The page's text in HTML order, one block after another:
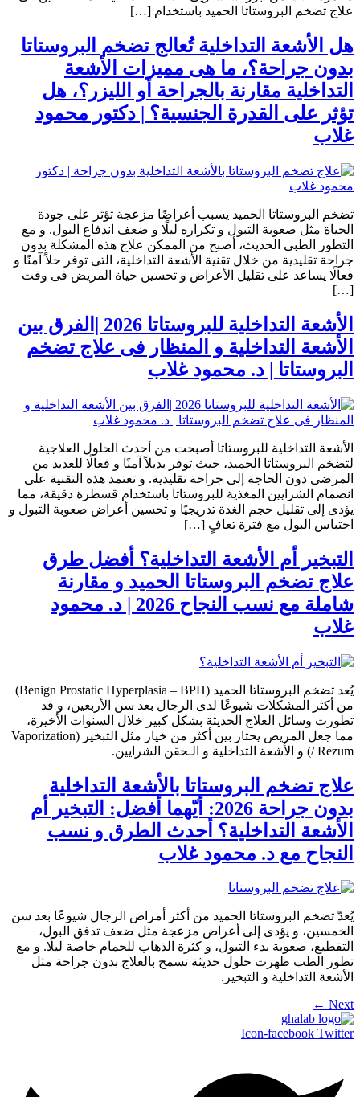
علاج تضخم البروستاتا الحميد باستخدام […]
هل الأشعة التداخلية تُعالج تضخم البروستاتا
بدون جراحة؟، ما هى مميزات الأشعة
التداخلية مقارنة بالجراحة أو الليزر؟، هل
تؤثر على القدرة الجنسية؟ | دكتور محمود
غلاب
تضخم البروستاتا الحميد يسبب أعراضًا مزعجة تؤثر على جودة
الحياة مثل صعوبة التبول و تكراره ليلًا و ضعف اندفاع البول. و مع
التطور الطبى الحديث، أصبح من الممكن علاج هذه المشكلة بدون
جراحة تقليدية من خلال تقنية الأشعة التداخلية، التى توفر حلاً آمنًا و
فعالًا يساعد على تقليل الأعراض و تحسين حياة المريض فى وقت
[…]
الأشعة التداخلية للبروستاتا 2026 |الفرق بين
الأشعة التداخلية و المنظار فى علاج تضخم
البروستاتا | د. محمود غلاب
الأشعة التداخلية للبروستاتا أصبحت من أحدث الحلول العلاجية
لتضخم البروستاتا الحميد، حيث توفر بديلاً آمنًا و فعالًا للعديد من
المرضى دون الحاجة إلى جراحة تقليدية. و تعتمد هذه التقنية على
انصمام الشرايين المغذية للبروستاتا باستخدام قسطرة دقيقة، مما
يؤدى إلى تقليل حجم الغدة تدريجيًا و تحسين أعراض صعوبة التبول و
احتباس البول مع فترة تعافٍ […]
التبخير أم الأشعة التداخلية؟ أفضل طرق
علاج تضخم البروستاتا الحميد و مقارنة
شاملة مع نسب النجاح 2026 | د. محمود
غلاب
يُعد تضخم البروستاتا الحميد (Benign Prostatic Hyperplasia – BPH)
من أكثر المشكلات شيوعًا لدى الرجال بعد سن الأربعين، و قد
تطورت وسائل العلاج الحديثة بشكل كبير خلال السنوات الأخيرة،
مما جعل المريض يحتار بين أكثر من خيار مثل التبخير (Vaporization
/ Rezum) و الأشعة التداخلية و الـحقن الشرايين.
علاج تضخم البروستاتا بالأشعة التداخلية
بدون جراحة 2026: أيّهما أفضل: التبخير أم
الأشعة التداخلية؟ أحدث الطرق و نسب
النجاح مع د. محمود غلاب
يُعدّ تضخم البروستاتا الحميد من أكثر أمراض الرجال شيوعًا بعد سن
الخمسين، و يؤدى إلى أعراض مزعجة مثل ضعف تدفق البول،
التقطيع، صعوبة بدء التبول، و كثرة الذهاب للحمام خاصة ليلًا. و مع
تطور الطب ظهرت حلول حديثة تسمح بالعلاج بدون جراحة مثل
الأشعة التداخلية و التبخير.
Next
←
Icon-facebook Twitter